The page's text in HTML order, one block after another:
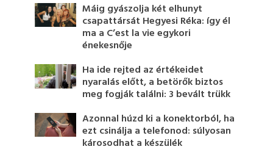
Máig gyászolja két elhunyt
csapattársát Hegyesi Réka: így él
ma a C’est la vie egykori
énekesnője
Ha ide rejted az értékeidet
nyaralás előtt, a betörők biztos
meg fogják találni: 3 bevált trükk
Azonnal húzd ki a konektorból, ha
ezt csinálja a telefonod: súlyosan
károsodhat a készülék